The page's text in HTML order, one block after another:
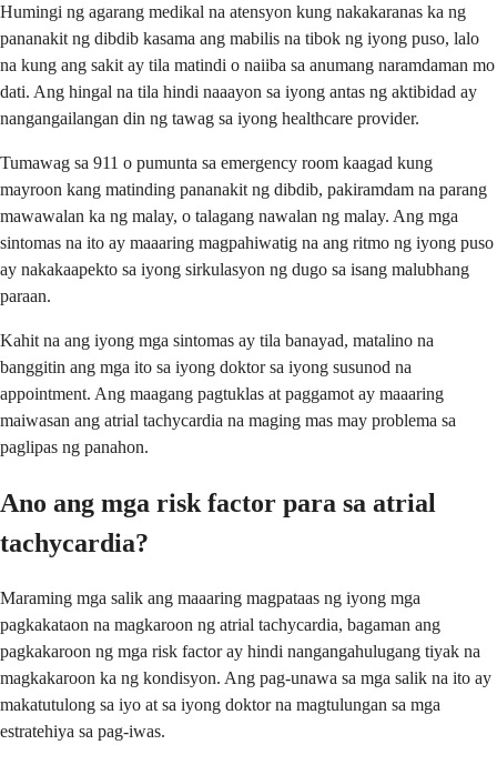
Humingi ng agarang medikal na atensyon kung nakakaranas ka ng
pananakit ng dibdib kasama ang mabilis na tibok ng iyong puso, lalo
na kung ang sakit ay tila matindi o naiiba sa anumang naramdaman mo
dati. Ang hingal na tila hindi naaayon sa iyong antas ng aktibidad ay
nangangailangan din ng tawag sa iyong healthcare provider.
Tumawag sa 911 o pumunta sa emergency room kaagad kung
mayroon kang matinding pananakit ng dibdib, pakiramdam na parang
mawawalan ka ng malay, o talagang nawalan ng malay. Ang mga
sintomas na ito ay maaaring magpahiwatig na ang ritmo ng iyong puso
ay nakakaapekto sa iyong sirkulasyon ng dugo sa isang malubhang
paraan.
Kahit na ang iyong mga sintomas ay tila banayad, matalino na
banggitin ang mga ito sa iyong doktor sa iyong susunod na
appointment. Ang maagang pagtuklas at paggamot ay maaaring
maiwasan ang atrial tachycardia na maging mas may problema sa
paglipas ng panahon.
Ano ang mga risk factor para sa atrial
tachycardia?
Maraming mga salik ang maaaring magpataas ng iyong mga
pagkakataon na magkaroon ng atrial tachycardia, bagaman ang
pagkakaroon ng mga risk factor ay hindi nangangahulugang tiyak na
magkakaroon ka ng kondisyon. Ang pag-unawa sa mga salik na ito ay
makatutulong sa iyo at sa iyong doktor na magtulungan sa mga
estratehiya sa pag-iwas.